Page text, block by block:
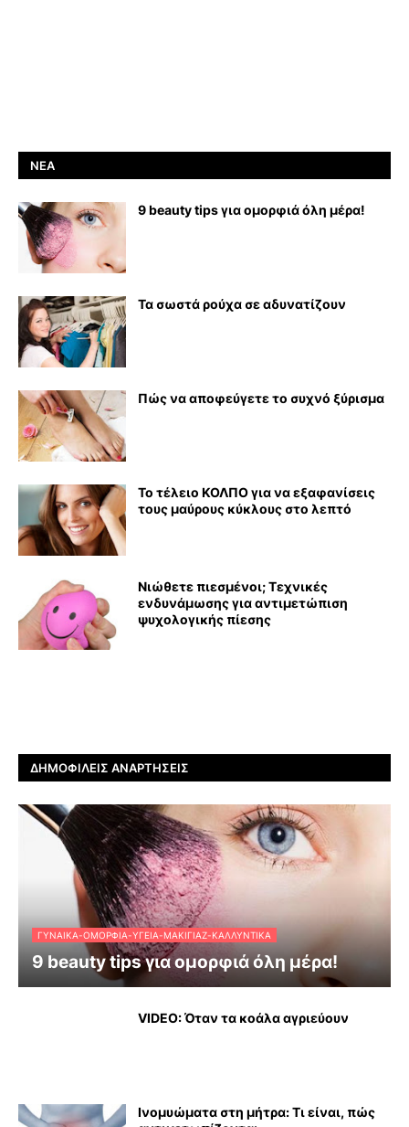
ΝΈΑ
9 beauty tips για ομορφιά όλη μέρα!
Τα σωστά ρούχα σε αδυνατίζουν
Πώς να αποφεύγετε το συχνό ξύρισμα
Το τέλειο ΚΟΛΠΟ για να εξαφανίσεις
τους μαύρους κύκλους στο λεπτό
Νιώθετε πιεσμένοι; Τεχνικές
ενδυνάμωσης για αντιμετώπιση
ψυχολογικής πίεσης
ΔΗΜΟΦΙΛΕΊΣ ΑΝΑΡΤΉΣΕΙΣ
ΓΥΝΑΊΚΑ-ΟΜΟΡΦΙΆ-ΥΓΕΊΑ-ΜΑΚΙΓΙΆΖ-ΚΑΛΛΥΝΤΙΚΆ
9 beauty tips για ομορφιά όλη μέρα!
VIDEO: Όταν τα κοάλα αγριεύουν
Ινομυώματα στη μήτρα: Τι είναι, πώς